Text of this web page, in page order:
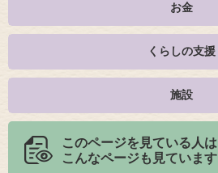
お金
くらしの支援
施設
このページを見ている人は
こんなページも見ています